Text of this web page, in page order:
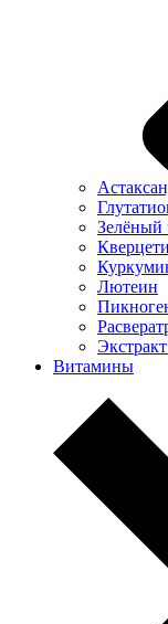
Зелёный
Лютеин
Витамины